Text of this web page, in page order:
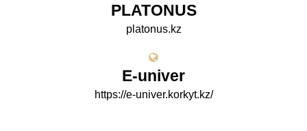
PLATONUS
platonus.kz
E-univer
https://e-univer.korkyt.kz/